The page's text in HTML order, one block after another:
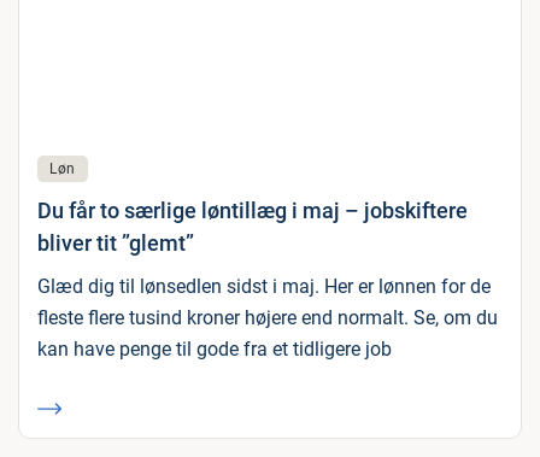
Løn
Du får to særlige løntillæg i maj – jobskiftere
bliver tit ”glemt”
Glæd dig til lønsedlen sidst i maj. Her er lønnen for de
fleste flere tusind kroner højere end normalt. Se, om du
kan have penge til gode fra et tidligere job